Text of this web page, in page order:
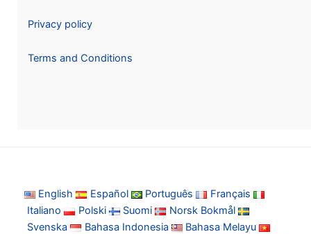
Privacy policy
Terms and Conditions
English Español Português
Français
Italiano
Polski Suomi
Norsk Bokmål
Svenska
Bahasa Indonesia
Bahasa Melayu